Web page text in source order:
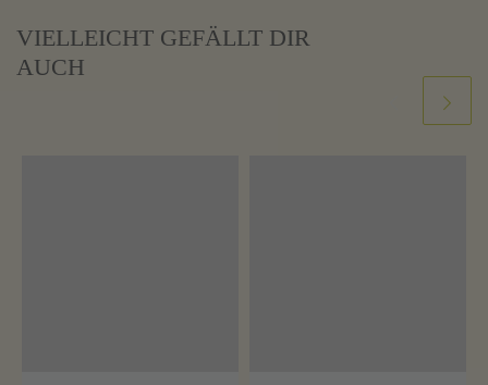
VIELLEICHT GEFÄLLT DIR
AUCH